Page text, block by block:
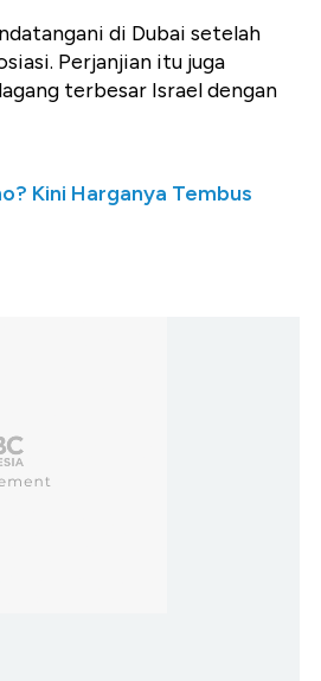
di Dubai setelah
Perjanjian itu juga
terbesar Israel dengan
Kini Harganya Tembus